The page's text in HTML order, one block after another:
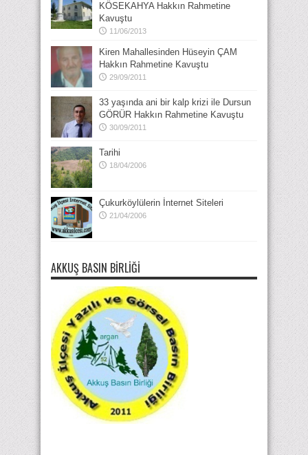
KÖSEKAHYA Hakkın Rahmetine
Kavuştu
11/06/2013
Kiren Mahallesinden Hüseyin ÇAM
Hakkın Rahmetine Kavuştu
29/09/2011
33 yaşında ani bir kalp krizi ile Dursun
GÖRÜR Hakkın Rahmetine Kavuştu
30/09/2011
Tarihi
18/04/2006
Çukurköylülerin İnternet Siteleri
21/04/2006
AKKUŞ BASIN BIRLIĞI